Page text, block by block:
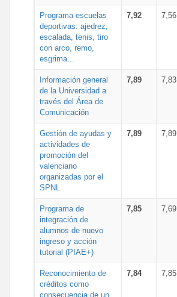
Programa escuelas
deportivas: ajedrez,
escalada, tenis, tiro
con arco, remo,
esgrima...
7,92 7,56
Información general
de la Universidad a
través del Área de
Comunicación
7,89 7,83
Gestión de ayudas y
actividades de
promoción del
valenciano
organizadas por el
SPNL
7,89 7,89
Programa de
integración de
alumnos de nuevo
ingreso y acción
tutorial (PIAE+)
7,85 7,69
Reconocimiento de
créditos como
consecuencia de un
7,84 7,85